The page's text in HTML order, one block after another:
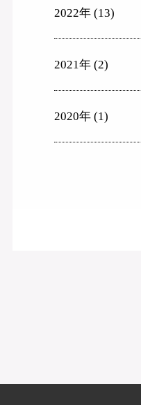
2022年(13)
2021年(2)
2020年(1)